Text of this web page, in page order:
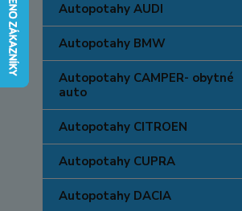
Autopotahy AUDI
Autopotahy BMW
Autopotahy CAMPER- obytné
auto
Autopotahy CITROEN
Autopotahy CUPRA
Autopotahy DACIA